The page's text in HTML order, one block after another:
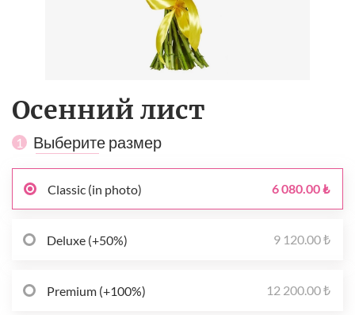
Осенний лист
1 Выберите размер
Classic (in photo) 6 080.00 ₺
Deluxe (+50%) 9 120.00 ₺
Premium (+100%) 12 200.00 ₺